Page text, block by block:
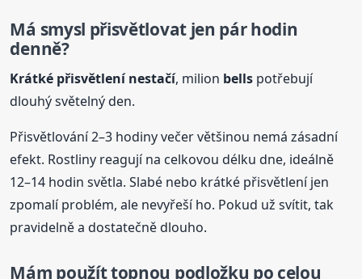
Má smysl přisvětlovat jen pár hodin
denně?
Krátké přisvětlení nestačí, milion bells potřebují
dlouhý světelný den.
Přisvětlování 2–3 hodiny večer většinou nemá zásadní
efekt. Rostliny reagují na celkovou délku dne, ideálně
12–14 hodin světla. Slabé nebo krátké přisvětlení jen
zpomalí problém, ale nevyřeší ho. Pokud už svítit, tak
pravidelně a dostatečně dlouho.
Mám použít topnou podložku po celou